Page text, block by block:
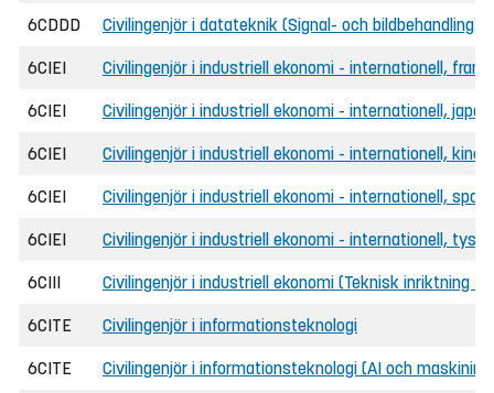
6CDDD Civilingenjör i datateknik (Signal- och bildbehandling)
6CIEI Civilingenjör i industriell ekonomi - internationell,
6CIEI Civilingenjör i industriell ekonomi - internationell,
6CIEI Civilingenjör i industriell ekonomi - internationell,
6CIEI Civilingenjör i industriell ekonomi - internationell,
6CIEI Civilingenjör i industriell ekonomi - internationell,
6CIII Civilingenjör i industriell ekonomi (Teknisk inriktning
6CITE Civilingenjör i informationsteknologi
6CITE Civilingenjör i informationsteknologi (AI och